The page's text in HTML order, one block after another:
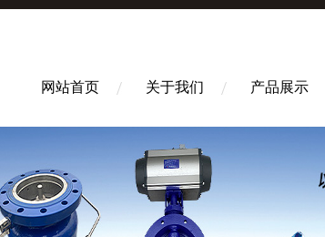
网站首页 关于我们 产品展示